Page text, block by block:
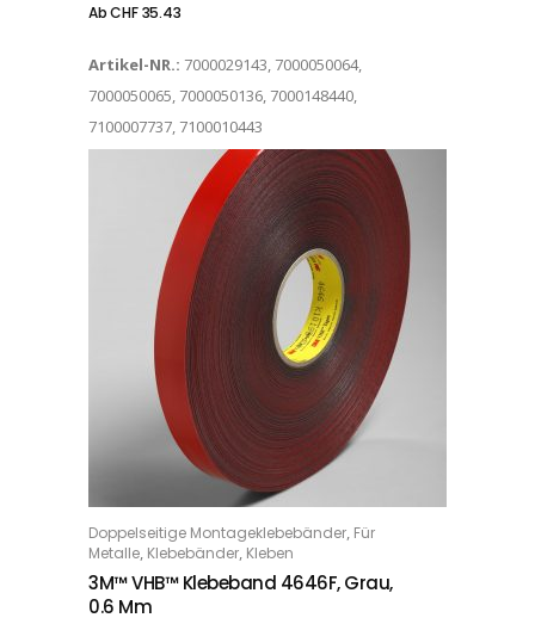
AbCHF35.43
Artikel-NR.: 7000029143, 7000050064,
7000050065, 7000050136, 7000148440,
7100007737, 7100010443
OPTIONS
Dieses Produkt weist mehrere Varianten auf. Die Optionen können auf der Produktseite gewählt werden
Doppelseitige Montageklebebänder, Für
Metalle, Klebebänder, Kleben
3M™ VHB™ Klebeband 4646F, Grau,
0.6 Mm